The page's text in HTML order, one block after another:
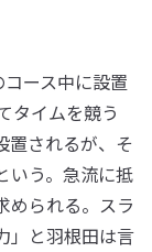
ース中に設置
タイムを競う
置されるが、そ
いう。急流に抵
められる。スラ
」と羽根田は言